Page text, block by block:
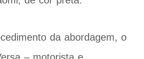
da abordagem, o